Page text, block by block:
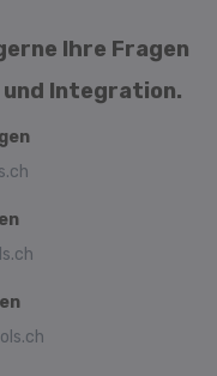
Ihre Fragen
Integration.